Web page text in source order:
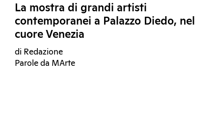
La mostra di grandi artisti
contemporanei a Palazzo Diedo, nel
cuore Venezia
di Redazione
Parole da MArte